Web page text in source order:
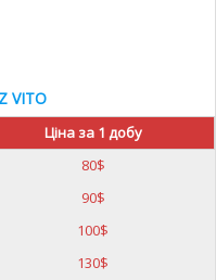
VITO
Ціна за 1 добу
80$
90$
100$
130$